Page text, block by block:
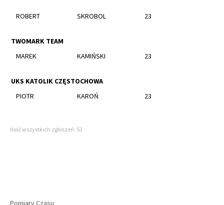
ROBERT SKROBOL 23
TWOMARK TEAM
MAREK
KAMIŃSKI 23
UKS KATOLIK CZĘSTOCHOWA
PIOTR
KAROŃ 23
Ilość wszystkich zgłoszeń: 51
Pomiary Czasu